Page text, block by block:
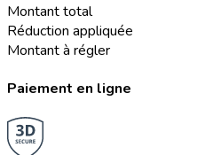
Montant total
Réduction appliquée
Montant à régler
Paiement en ligne